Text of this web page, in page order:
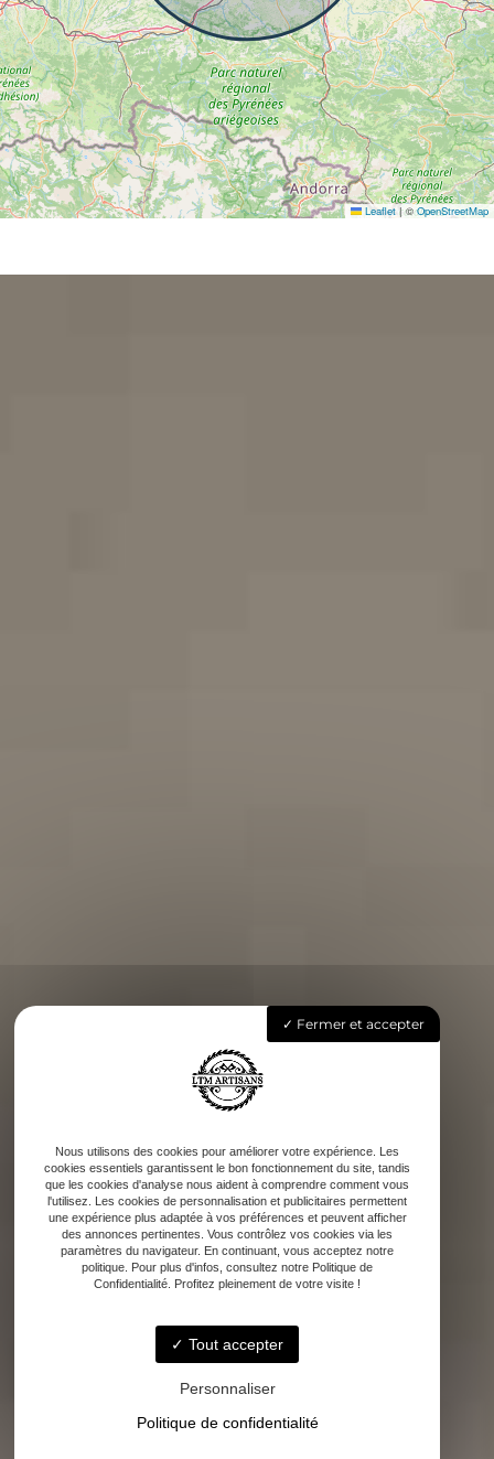
Leaflet |©OpenStreetMap
Fermer et accepter
Nous utilisons des cookies pour améliorer votre expérience. Les
cookies essentiels garantissent le bon fonctionnement du site, tandis
que les cookies d'analyse nous aident à comprendre comment vous
l'utilisez. Les cookies de personnalisation et publicitaires permettent
une expérience plus adaptée à vos préférences et peuvent afficher
des annonces pertinentes. Vous contrôlez vos cookies via les
paramètres du navigateur. En continuant, vous acceptez notre
politique. Pour plus d'infos, consultez notre Politique de
Confidentialité. Profitez pleinement de votre visite !
Tout accepter
Personnaliser
Politique de confidentialité